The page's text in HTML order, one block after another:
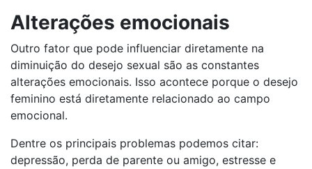
Alterações emocionais
Outro fator que pode influenciar diretamente na
diminuição do desejo sexual são as constantes
alterações emocionais. Isso acontece porque o desejo
feminino está diretamente relacionado ao campo
emocional.
Dentre os principais problemas podemos citar:
depressão, perda de parente ou amigo, estresse e